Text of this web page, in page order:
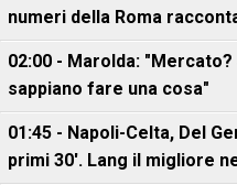
numeri della Roma
02:00 - Marolda:
sappiano fare una cosa"
01:45 - Napoli-Celta, Del
primi 30'. Lang il migliore